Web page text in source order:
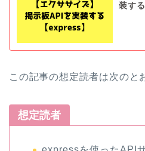
装す
この記事の想定読者は次のと
想定読者